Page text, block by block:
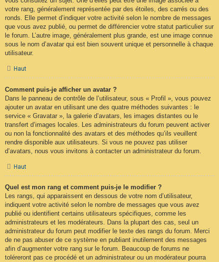
votre rang, généralement représentée par des étoiles, des carrés ou des
ronds. Elle permet d’indiquer votre activité selon le nombre de messages
que vous avez publié, ou permet de différencier votre statut particulier sur
le forum. L’autre image, généralement plus grande, est une image connue
sous le nom d’avatar qui est bien souvent unique et personnelle à chaque
utilisateur.
Haut
Comment puis-je afficher un avatar ?
Dans le panneau de contrôle de l’utilisateur, sous « Profil », vous pouvez
ajouter un avatar en utilisant une des quatre méthodes suivantes : le
service « Gravatar », la galerie d’avatars, les images distantes ou le
transfert d’images locales. Les administrateurs du forum peuvent activer
ou non la fonctionnalité des avatars et des méthodes qu’ils veuillent
rendre disponible aux utilisateurs. Si vous ne pouvez pas utiliser
d’avatars, nous vous invitons à contacter un administrateur du forum.
Haut
Quel est mon rang et comment puis-je le modifier ?
Les rangs, qui apparaissent en dessous de votre nom d’utilisateur,
indiquent votre activité selon le nombre de messages que vous avez
publié ou identifient certains utilisateurs spécifiques, comme les
administrateurs et les modérateurs. Dans la plupart des cas, seul un
administrateur du forum peut modifier le texte des rangs du forum. Merci
de ne pas abuser de ce système en publiant inutilement des messages
afin d’augmenter votre rang sur le forum. Beaucoup de forums ne
toléreront pas ce procédé et un administrateur ou un modérateur pourra